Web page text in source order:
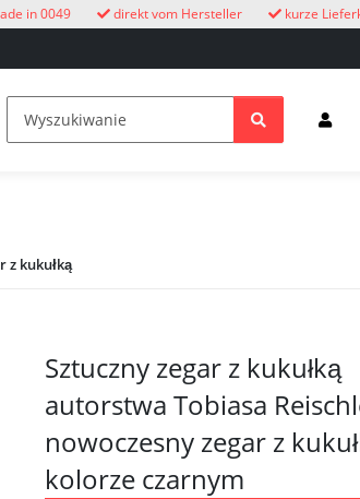
kurze
direkt vom Hersteller
in 0049
świeżym powietrzu Zegary z kukułką
z kukułką
Sztuczny zegar z kukułką
autorstwa Tobiasa
nowoczesny zegar z
kolorze czarnym